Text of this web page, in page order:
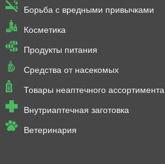
Борьба с вредными привычками
Косметика
Продукты питания
Средства от насекомых
Товары неаптечного ассортимента
Внутриаптечная заготовка
Ветеринария